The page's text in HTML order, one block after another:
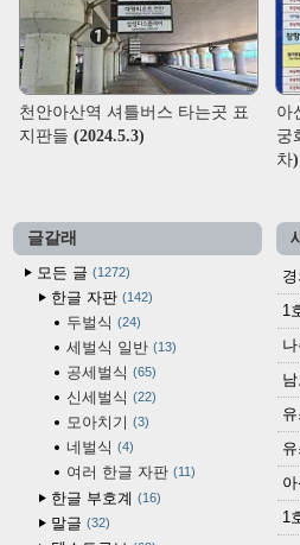
천안아산역 셔틀버스 타는곳 표
지판들 (2024.5.3)
아
궁
차
글갈래
모든 글
1272
한글 자판 142
두벌식 24
세벌식 일반 13
공세벌식 65
신세벌식 22
모아치기 3
네벌식 4
여러 한글 자판 11
한글 부호계 16
말글 32